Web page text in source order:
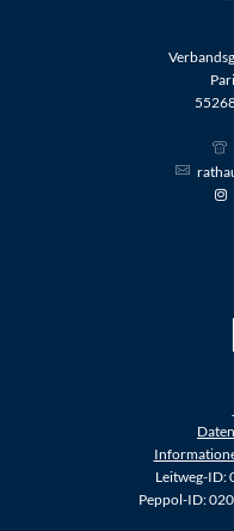
Leitweg-ID:
Peppol-ID: